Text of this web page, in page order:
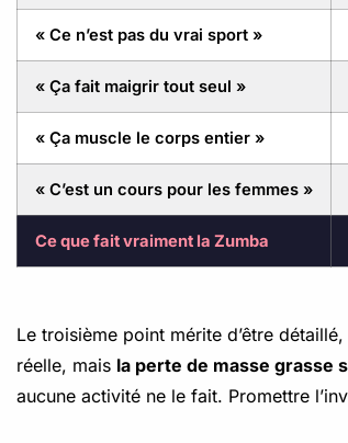
« Ce n’est pas du vrai sport »
« Ça fait maigrir tout seul »
« Ça muscle le corps entier »
« C’est un cours pour les femmes »
Ce que fait vraiment la Zumba
Le troisième point mérite d’être
réelle, mais la perte de masse grasse
aucune activité ne le fait. Promettre